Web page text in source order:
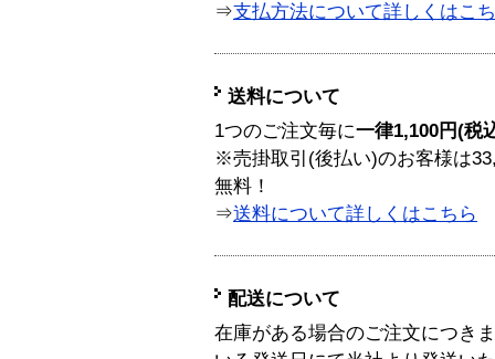
⇒支払方法について詳しくはこ
送料について
1つのご注文毎に一律1,100円(税
※売掛取引(後払い)のお客様は
無料！
⇒送料について詳しくはこちら
配送について
在庫がある場合のご注文につき